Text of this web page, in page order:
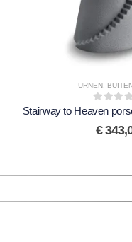
URNEN,
0out of 5
Stairway to Heaven
€